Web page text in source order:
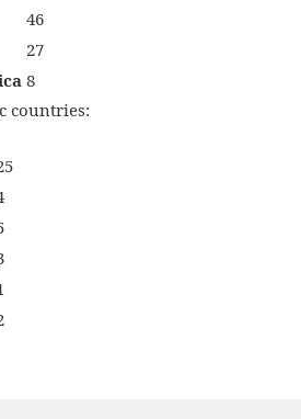
46
27
8
countries: